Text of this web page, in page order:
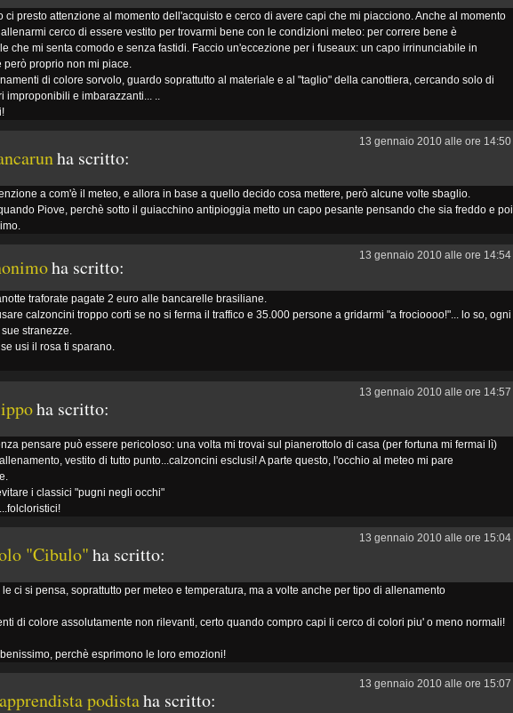
ci presto attenzione al momento dell'acquisto e cerco di avere capi che mi piacciono. Anche al momento
cerco di essere vestito per trovarmi bene con le condizioni meteo: per correre bene è
che mi senta comodo e senza fastidi. Faccio un'eccezione per i fuseaux: un capo irrinunciabile in
però proprio non mi piace.
di colore sorvolo, guardo soprattutto al materiale e al "taglio" della canottiera, cercando solo di
improponibili e imbarazzanti... ..
ha scritto:
13 gennaio 2010 alle ore 14:50
a com'è il meteo, e allora in base a quello decido cosa mettere, però alcune volte sbaglio.
Piove, perchè sotto il guiacchino antipioggia metto un capo pesante pensando che sia freddo e poi
ha scritto: 13 gennaio 2010 alle ore 14:54
traforate pagate 2 euro alle bancarelle brasiliane.
calzoncini troppo corti se no si ferma il traffico e 35.000 persone a gridarmi "a frocioooo!"... lo so, ogni
stranezze.
usi il rosa ti sparano.
ha scritto:
13 gennaio 2010 alle ore 14:57
pensare può essere pericoloso: una volta mi trovai sul pianerottolo di casa (per fortuna mi fermai lì)
vestito di tutto punto...calzoncini esclusi! A parte questo, l'occhio al meteo mi pare
i classici "pugni negli occhi"
"Cibulo"ha scritto:
13 gennaio 2010 alle ore 15:04
le ci si pensa, soprattutto per meteo e temperatura, ma a volte anche per tipo di allenamento
di colore assolutamente non rilevanti, certo quando compro capi li cerco di colori piu' o meno normali!
perchè esprimono le loro emozioni!
podistaha scritto:
13 gennaio 2010 alle ore 15:07